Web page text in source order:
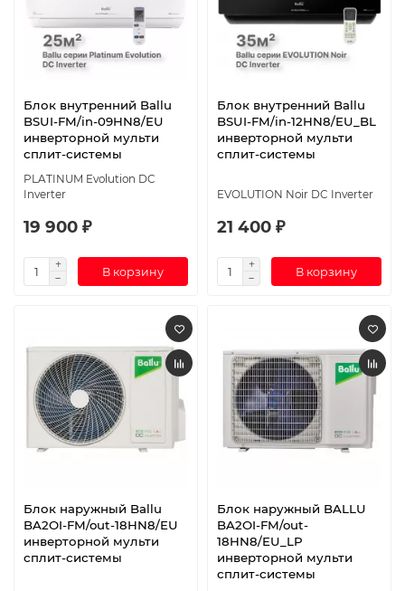
Блок внутренний Ballu
BSUI-FM/in-09HN8/EU
инверторной мульти
сплит-системы
PLATINUM Evolution DC
Inverter
19 900 ₽
В корзину
Блок внутренний Ballu
BSUI-FM/in-12HN8/EU_BL
инверторной мульти
сплит-системы
EVOLUTION Noir DC Inverter
21 400 ₽
В корзину
Блок наружный Ballu
BA2OI-FM/out-18HN8/EU
инверторной мульти
сплит-системы
Блок наружный BALLU
BA2OI-FM/out-
18HN8/EU_LP
инверторной мульти
сплит-системы